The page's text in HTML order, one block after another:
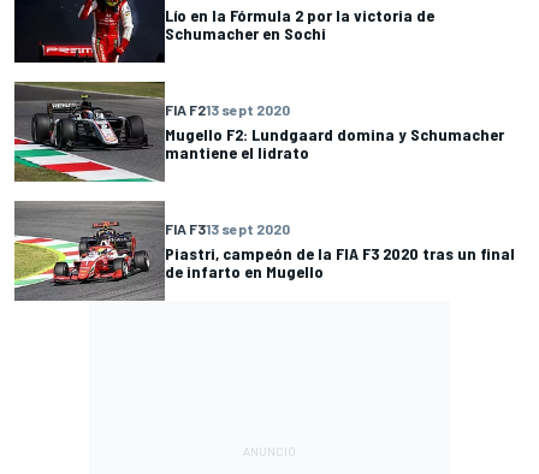
Lío en la Fórmula 2 por la victoria de
Schumacher en Sochi
FIA F213 sept 2020
Mugello F2: Lundgaard domina y Schumacher
mantiene el lidrato
FIA F313 sept 2020
Piastri, campeón de la FIA F3 2020 tras un final
de infarto en Mugello